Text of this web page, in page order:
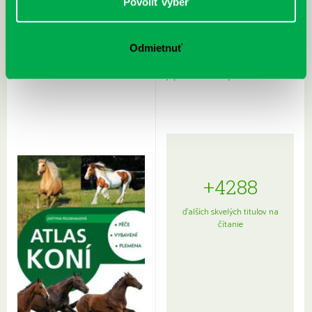
Odmietnuť
Rudź, Przemyslaw: Atlas hviezd:
Hardy, Paula: Japonsko na tanieri:
japonskou kuchyňou a etiketou
+4288
ďalších skvelých titulov na
čítanie